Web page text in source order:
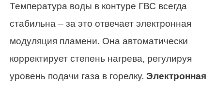
Температура воды в контуре ГВС всегда
стабильна – за это отвечает электронная
модуляция пламени. Она автоматически
корректирует степень нагрева, регулируя
уровень подачи газа в горелку. Электронная